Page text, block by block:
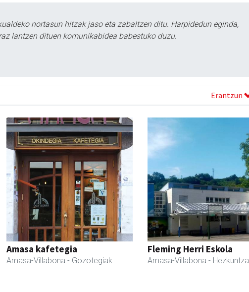
nortasun hitzak jaso eta zabaltzen ditu. Harpidedun eginda,
lantzen dituen komunikabidea babestuko duzu.
Erantzun
Amasa kafetegia
Amasa-Villabona - Gozotegiak
Fleming Herri Eskola
Amasa-Villabona - Hezkuntza